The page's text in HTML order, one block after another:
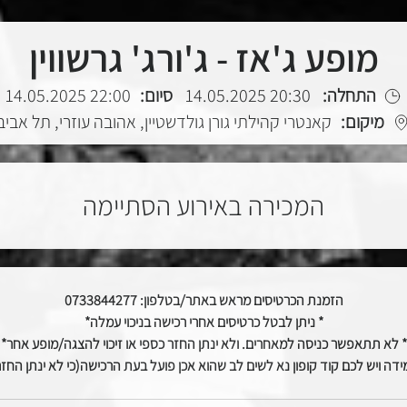
מופע ג'אז - ג'ורג' גרשווין
התחלה: 20:30 14.05.2025 סיום: 22:00 14.05.2025
מיקום: קאנטרי קהילתי גורן גולדשטיין, אהובה עוזרי, תל
המכירה באירוע הסתיימה
הזמנת הכרטיסים מראש באתר/בטלפון: 0733844277
* ניתן לבטל כרטיסים אחרי רכישה בניכוי עמלה*
* לא תתאפשר כניסה למאחרים. ולא ינתן החזר כספי או זיכוי להצגה/מופע אחר*
ויש לכם קוד קופון נא לשים לב שהוא אכן פועל בעת הרכישה(כי לא ינתן